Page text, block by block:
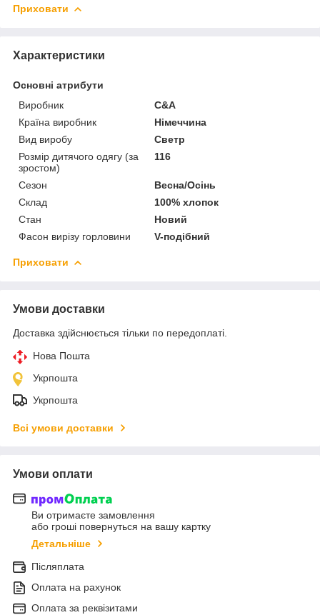
Приховати
Характеристики
Основні атрибути
Виробник
С&A
Країна виробник
Німеччина
Вид виробу
Светр
Розмір дитячого одягу (за
зростом)
116
Сезон
Весна/Осінь
Склад
100% хлопок
Стан
Новий
Фасон вирізу горловини
V-подібний
Приховати
Умови доставки
Доставка здійснюється тільки по передоплаті.
Нова Пошта
Укрпошта
Укрпошта
Всі умови доставки
Умови оплати
Ви отримаєте замовлення
або гроші повернуться на вашу картку
Детальніше
Післяплата
Оплата на рахунок
Оплата за реквізитами